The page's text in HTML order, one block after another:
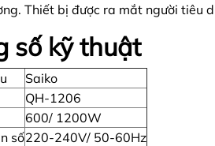
Thiết bị được ra mắt người tiêu
số kỹ thuật
Saiko
QH-1206
600/ 1200W
số220-240V/ 50-60Hz